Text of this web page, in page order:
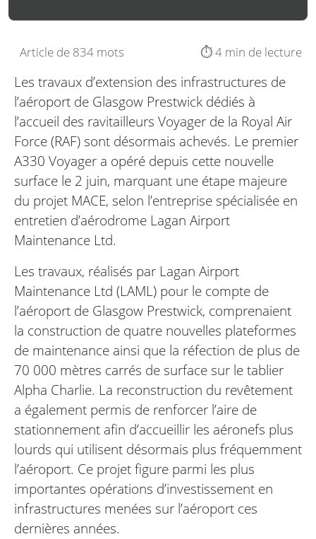
Article de 834 mots ⏱️ 4 min de lecture
Les travaux d’extension des infrastructures de
l’aéroport de Glasgow Prestwick dédiés à
l’accueil des ravitailleurs Voyager de la Royal Air
Force (RAF) sont désormais achevés. Le premier
A330 Voyager a opéré depuis cette nouvelle
surface le 2 juin, marquant une étape majeure
du projet MACE, selon l’entreprise spécialisée en
entretien d’aérodrome Lagan Airport
Maintenance Ltd.
Les travaux, réalisés par Lagan Airport
Maintenance Ltd (LAML) pour le compte de
l’aéroport de Glasgow Prestwick, comprenaient
la construction de quatre nouvelles plateformes
de maintenance ainsi que la réfection de plus de
70 000 mètres carrés de surface sur le tablier
Alpha Charlie. La reconstruction du revêtement
a également permis de renforcer l’aire de
stationnement afin d’accueillir les aéronefs plus
lourds qui utilisent désormais plus fréquemment
l’aéroport. Ce projet figure parmi les plus
importantes opérations d’investissement en
infrastructures menées sur l’aéroport ces
dernières années.